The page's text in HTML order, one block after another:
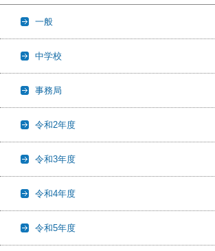
一般
中学校
事務局
令和2年度
令和3年度
令和4年度
令和5年度